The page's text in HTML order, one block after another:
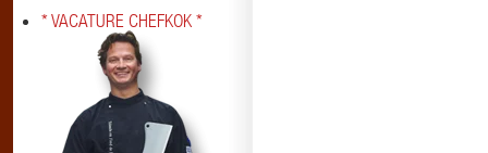
* VACATURE CHEFKOK *